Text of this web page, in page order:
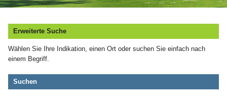
Erweiterte Suche
Wählen Sie Ihre Indikation, einen Ort oder suchen Sie einfach nach
einem Begriff.
Suchen